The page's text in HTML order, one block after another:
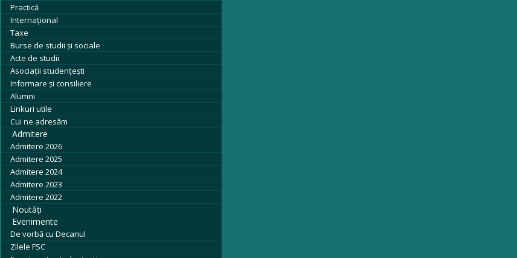
Practică
Internațional
Taxe
Burse de studii și sociale
Acte de studii
Asociaţii studenţeşti
Informare şi consiliere
Alumni
Linkuri utile
Cui ne adresăm
Admitere
Admitere 2026
Admitere 2025
Admitere 2024
Admitere 2023
Admitere 2022
Noutăți
Evenimente
De vorbă cu Decanul
Zilele FSC